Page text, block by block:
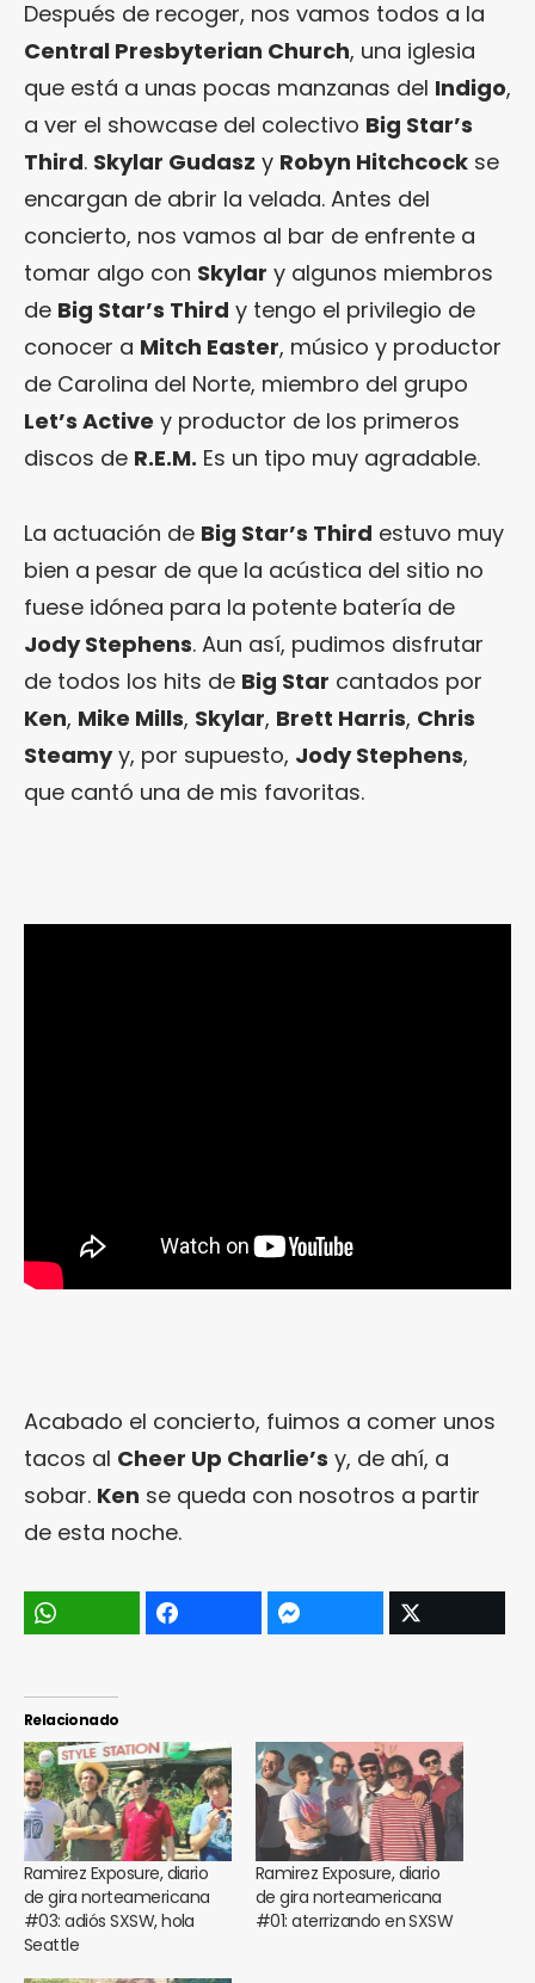
Después de recoger, nos vamos todos a la
Central Presbyterian Church, una iglesia
que está a unas pocas manzanas del Indigo,
a ver el showcase del colectivo Big Star’s
Third. Skylar Gudasz y Robyn Hitchcock se
encargan de abrir la velada. Antes del
concierto, nos vamos al bar de enfrente a
tomar algo con Skylar y algunos miembros
de Big Star’s Third y tengo el privilegio de
conocer a Mitch Easter, músico y productor
de Carolina del Norte, miembro del grupo
Let’s Active y productor de los primeros
discos de R.E.M. Es un tipo muy agradable.
La actuación de Big Star’s Third estuvo muy
bien a pesar de que la acústica del sitio no
fuese idónea para la potente batería de
Jody Stephens. Aun así, pudimos disfrutar
de todos los hits de Big Star cantados por
Ken, Mike Mills, Skylar, Brett Harris, Chris
Steamyy, por supuesto, Jody Stephens,
que cantó una de mis favoritas.
Acabado el concierto, fuimos a comer unos
tacos al Cheer Up Charlie’s y, de ahí, a
sobar. Ken se queda con nosotros a partir
de esta noche.
Relacionado
Ramirez Exposure, diario
de gira norteamericana
#03: adiós SXSW, hola
Seattle
Ramirez Exposure, diario
de gira norteamericana
#01: aterrizando en SXSW